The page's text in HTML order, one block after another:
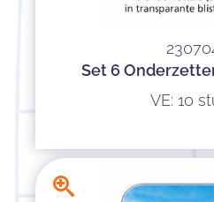
Set 6
VE: 10